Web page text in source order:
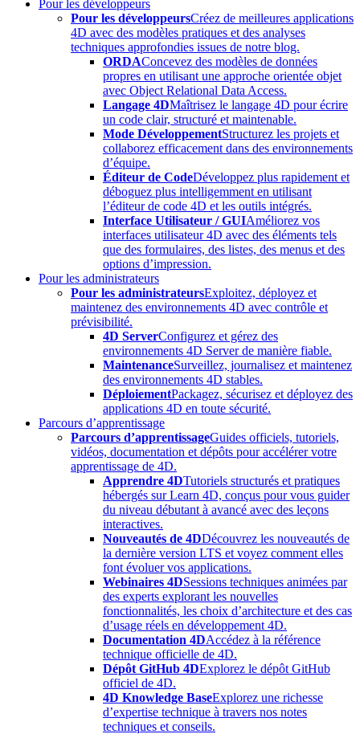
Pour les développeurs
Pour les développeursCréez de meilleures applications
4D avec des modèles pratiques et des analyses
techniques approfondies issues de notre blog.
ORDAConcevez des modèles de données
propres en utilisant une approche orientée objet
avec Object Relational Data Access.
Langage 4DMaîtrisez le langage 4D pour écrire
un code clair, structuré et maintenable.
Mode DéveloppementStructurez les projets et
collaborez efficacement dans des environnements
d’équipe.
Éditeur de CodeDéveloppez plus rapidement et
déboguez plus intelligemment en utilisant
l’éditeur de code 4D et les outils intégrés.
Interface Utilisateur / GUIAméliorez vos
interfaces utilisateur 4D avec des éléments tels
que des formulaires, des listes, des menus et des
options d’impression.
Pour les administrateurs
Pour les administrateursExploitez, déployez et
maintenez des environnements 4D avec contrôle et
prévisibilité.
4D ServerConfigurez et gérez des
environnements 4D Server de manière fiable.
MaintenanceSurveillez, journalisez et maintenez
des environnements 4D stables.
DéploiementPackagez, sécurisez et déployez des
applications 4D en toute sécurité.
Parcours d’apprentissage
Parcours d’apprentissageGuides officiels, tutoriels,
vidéos, documentation et dépôts pour accélérer votre
apprentissage de 4D.
Apprendre 4DTutoriels structurés et pratiques
hébergés sur Learn 4D, conçus pour vous guider
du niveau débutant à avancé avec des leçons
interactives.
Nouveautés de 4DDécouvrez les nouveautés de
la dernière version LTS et voyez comment elles
font évoluer vos applications.
Webinaires 4DSessions techniques animées par
des experts explorant les nouvelles
fonctionnalités, les choix d’architecture et des cas
d’usage réels en développement 4D.
Documentation 4DAccédez à la référence
technique officielle de 4D.
Dépôt GitHub 4DExplorez le dépôt GitHub
officiel de 4D.
4D Knowledge BaseExplorez une richesse
d’expertise technique à travers nos notes
techniques et conseils.